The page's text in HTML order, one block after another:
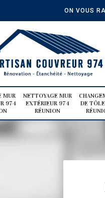
ON VOUS
MUR
974
NETTOYAGE MUR
EXTÉRIEUR 974
RÉUNION
DE